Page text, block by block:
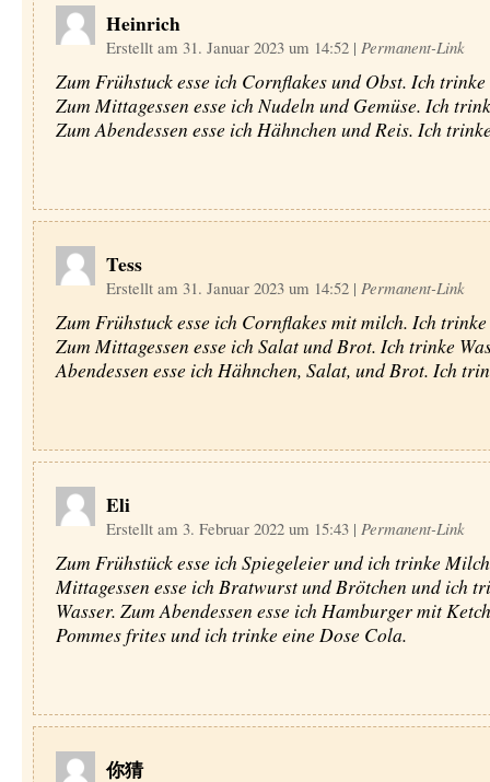
Heinrich
Erstellt am 31. Januar 2023 um 14:52 | Permanent-Link
Zum Frühstuck esse ich Cornflakes und Obst. Ich trinke
Zum Mittagessen esse ich Nudeln und Gemüse. Ich
Zum Abendessen esse ich Hähnchen und Reis. Ich
Tess
Erstellt am 31. Januar 2023 um 14:52 | Permanent-Link
Zum Frühstuck esse ich Cornflakes mit milch. Ich trinke
Zum Mittagessen esse ich Salat und Brot. Ich trinke
Abendessen esse ich Hähnchen, Salat, und Brot. Ich
Eli
Erstellt am 3. Februar 2022 um 15:43 | Permanent-Link
Zum Frühstück esse ich Spiegeleier und ich trinke
Mittagessen esse ich Bratwurst und Brötchen und ich
Wasser. Zum Abendessen esse ich Hamburger mit
Pommes frites und ich trinke eine Dose Cola.
你猜